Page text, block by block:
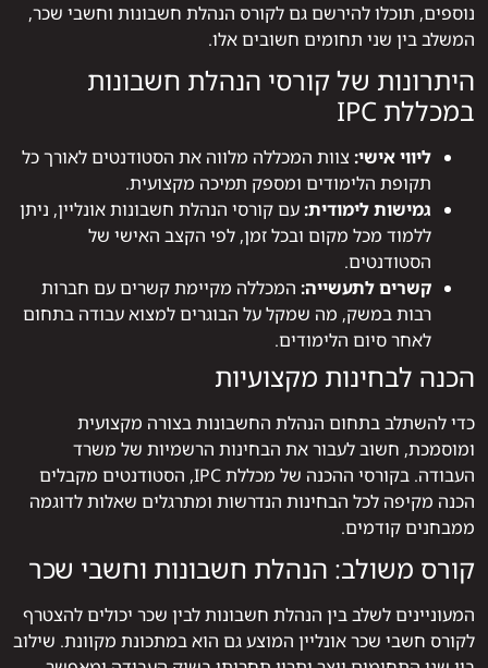
נוספים, תוכלו להירשם גם לקורס הנהלת חשבונות וחשבי שכר,
המשלב בין שני תחומים חשובים אלו.
היתרונות של קורסי הנהלת חשבונות
במכללת IPC
ליווי אישי: צוות המכללה מלווה את הסטודנטים לאורך כל
תקופת הלימודים ומספק תמיכה מקצועית.
גמישות לימודית:עם קורסי הנהלת חשבונות אונליין, ניתן
ללמוד מכל מקום ובכל זמן, לפי הקצב האישי של
הסטודנטים.
קשרים לתעשייה: המכללה מקיימת קשרים עם חברות
רבות במשק, מה שמקל על הבוגרים למצוא עבודה בתחום
לאחר סיום הלימודים.
הכנה לבחינות מקצועיות
כדי להשתלב בתחום הנהלת החשבונות בצורה מקצועית
ומוסמכת, חשוב לעבור את הבחינות הרשמיות של משרד
העבודה. בקורסי ההכנה של מכללת IPC, הסטודנטים מקבלים
הכנה מקיפה לכל הבחינות הנדרשות ומתרגלים שאלות לדוגמה
ממבחנים קודמים.
קורס משולב: הנהלת חשבונות וחשבי שכר
המעוניינים לשלב בין הנהלת חשבונות לבין שכר יכולים להצטרף
לקורס חשבי שכר אונליין המוצע גם הוא במתכונת מקוונת. שילוב